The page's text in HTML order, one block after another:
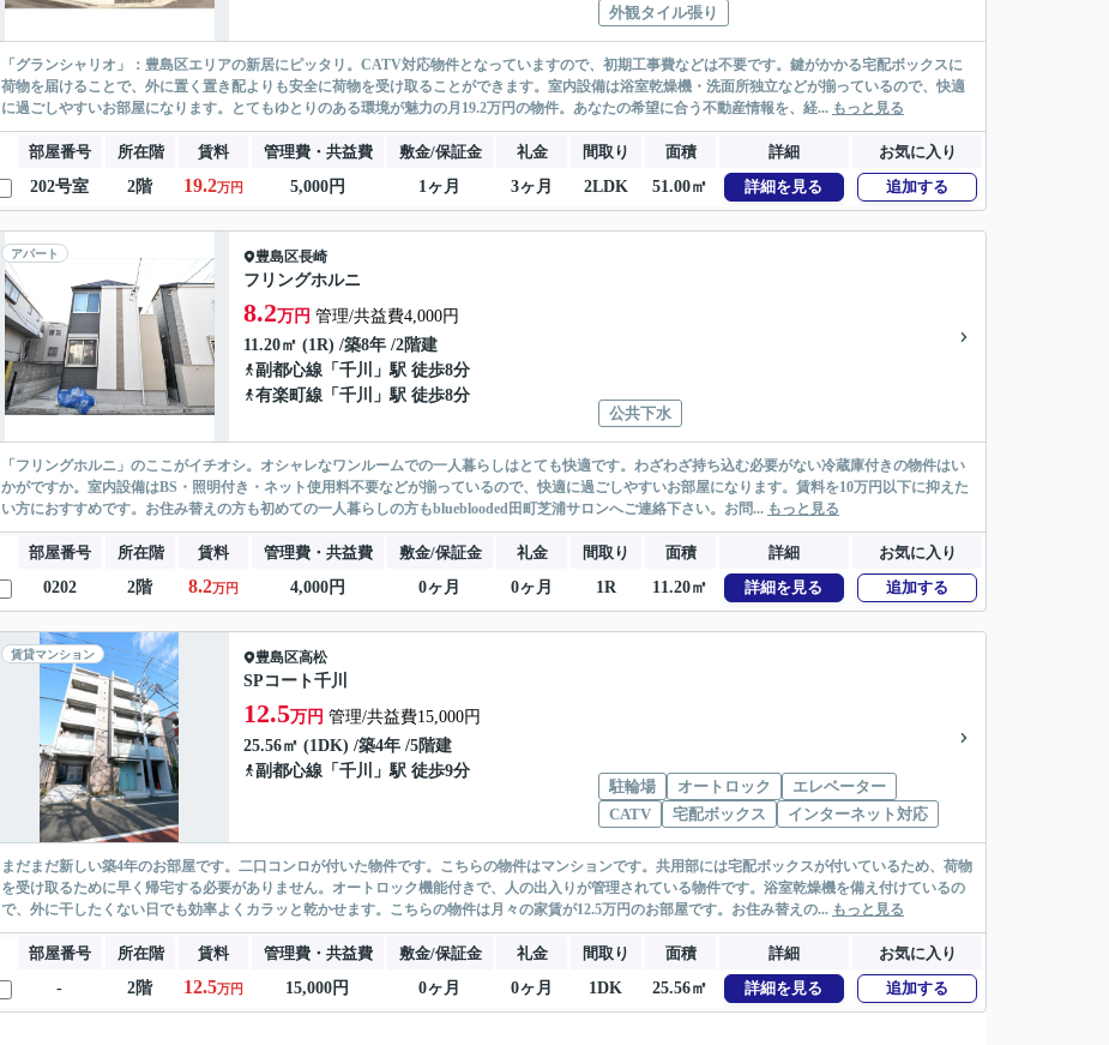
外観タイル張り
「グランシャリオ」：豊島区エリアの新居にピッタリ。CATV対応物件となっていますので、初期工事費などは不要です。鍵がかかる宅配ボックスに
荷物を届けることで、外に置く置き配よりも安全に荷物を受け取ることができます。室内設備は浴室乾燥機・洗面所独立などが揃っているので、快適
に過ごしやすいお部屋になります。とてもゆとりのある環境が魅力の月19.2万円の物件。あなたの希望に合う不動産情報を、経... もっと見る
部屋番号 所在階 賃料 管理費・共益費 敷金/保証金 礼金 間取り 面積 詳細
お気に入り
202号室
2階 19.2万円 5,000円 1ヶ月 3ヶ月 2LDK 51.00㎡ 詳細を見る 追加する
アパート 豊島区長崎
フリングホルニ
8.2万円 管理/共益費4,000円
11.20㎡ (1R) /築8年 /2階建
副都心線 「 千川
」駅 徒歩8分
有楽町線 「 千川
」駅 徒歩8分
公共下水
「フリングホルニ」のここがイチオシ。オシャレなワンルームでの一人暮らしはとても快適です。わざわざ持ち込む必要がない冷蔵庫付きの物件はい
かがですか。室内設備はBS・照明付き・ネット使用料不要などが揃っているので、快適に過ごしやすいお部屋になります。賃料を10万円以下に抑えた
い方におすすめです。お住み替えの方も初めての一人暮らしの方もblueblooded田町芝浦サロンへご連絡下さい。お問... もっと見る
部屋番号 所在階 賃料 管理費・共益費 敷金/保証金 礼金 間取り 面積 詳細
お気に入り
0202
2階 8.2万円 4,000円 0ヶ月 0ヶ月 1R 11.20㎡ 詳細を見る 追加する
賃貸マンション 豊島区高松
SPコート千川
12.5万円 管理/共益費15,000円
25.56㎡ (1DK) /築4年 /5階建
副都心線 「 千川
」駅 徒歩9分
駐輪場
オートロック
エレベーター
CATV
宅配ボックス インターネット対応
まだまだ新しい築4年のお部屋です。二口コンロが付いた物件です。こちらの物件はマンションです。共用部には宅配ボックスが付いているため、荷物
を受け取るために早く帰宅する必要がありません。オートロック機能付きで、人の出入りが管理されている物件です。浴室乾燥機を備え付けているの
で、外に干したくない日でも効率よくカラッと乾かせます。こちらの物件は月々の家賃が12.5万円のお部屋です。お住み替えの... もっと見る
部屋番号 所在階 賃料 管理費・共益費 敷金/保証金 礼金 間取り 面積 詳細
お気に入り
-
2階 12.5万円 15,000円 0ヶ月 0ヶ月 1DK 25.56㎡ 詳細を見る 追加する